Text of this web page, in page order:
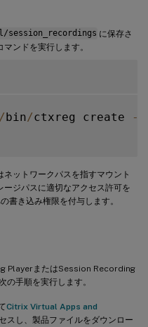
session_recordings に保存さ
ンドを実行します。
/bin/ctxreg create -
ットワークパスを指すマウント
ジパスに適切なアクセス許可を
書き込み権限を付与します。
PlayerまたはSession Recording
手順を実行します。
Citrix Virtual Apps and
スし、製品ファイルをダウンロー